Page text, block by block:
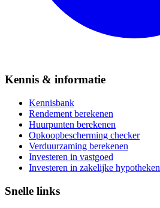
Kennis & informatie
Kennisbank
Rendement berekenen
Huurpunten berekenen
Opkoopbescherming checker
Verduurzaming berekenen
Investeren in vastgoed
Investeren in zakelijke hypotheken
Snelle links